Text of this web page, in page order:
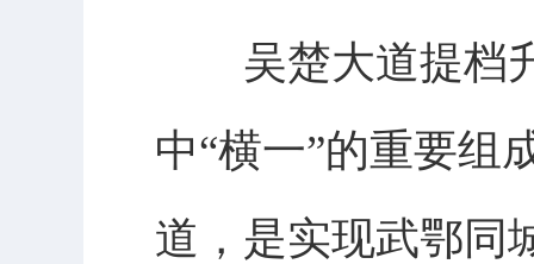
吴楚大道提档升
中“横一”的重要组
道，是实现武鄂同